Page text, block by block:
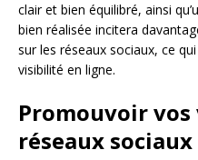
clair et bien équilibré, ainsi
bien réalisée incitera
sur les réseaux sociaux, ce
visibilité en ligne.
Promouvoir vos
réseaux sociaux